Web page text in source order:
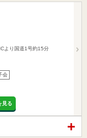
より国道1号約15分
会
見る